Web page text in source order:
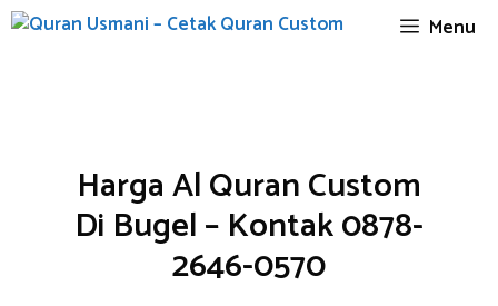
Skip
Menu
Harga Al Quran Custom
Di Bugel – Kontak 0878-
2646-0570